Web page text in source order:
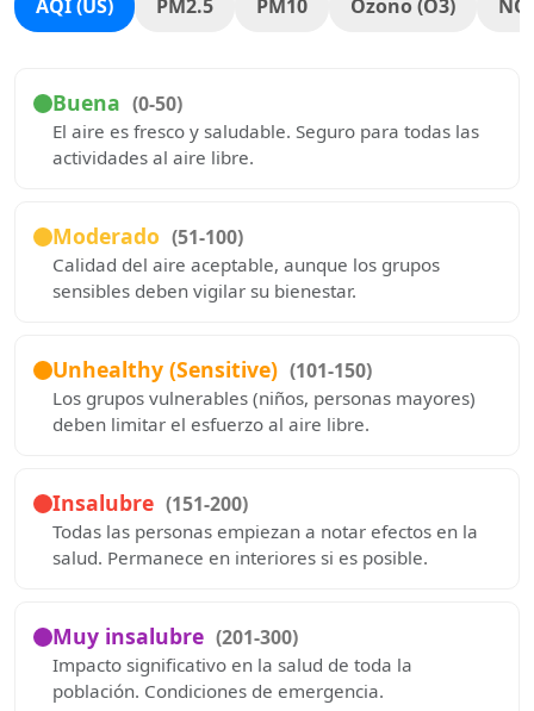
AQI (US) PM2.5 PM10 Ozono (O3)
Buena (0-50)
El aire es fresco y saludable. Seguro para todas las
actividades al aire libre.
Moderado (51-100)
Calidad del aire aceptable, aunque los grupos
sensibles deben vigilar su bienestar.
Unhealthy (Sensitive) (101-150)
Los grupos vulnerables (niños, personas mayores)
deben limitar el esfuerzo al aire libre.
Insalubre (151-200)
Todas las personas empiezan a notar efectos en la
salud. Permanece en interiores si es posible.
Muy insalubre (201-300)
Impacto significativo en la salud de toda la
población. Condiciones de emergencia.